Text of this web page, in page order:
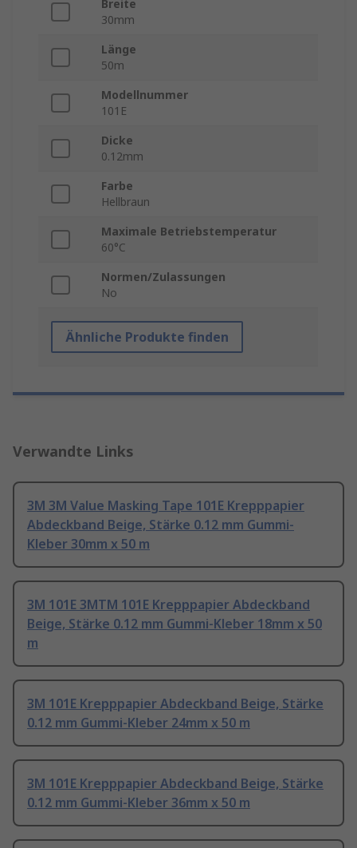
Breite
30mm
Länge
50m
Modellnummer
101E
Dicke
0.12mm
Farbe
Hellbraun
Maximale Betriebstemperatur
60°C
Normen/Zulassungen
No
Ähnliche Produkte finden
Verwandte Links
3M 3M Value Masking Tape 101E Krepppapier
Abdeckband Beige, Stärke 0.12 mm Gummi-
Kleber 30mm x 50 m
3M 101E 3MTM 101E Krepppapier Abdeckband
Beige, Stärke 0.12 mm Gummi-Kleber 18mm x 50
m
3M 101E Krepppapier Abdeckband Beige, Stärke
0.12 mm Gummi-Kleber 24mm x 50 m
3M 101E Krepppapier Abdeckband Beige, Stärke
0.12 mm Gummi-Kleber 36mm x 50 m